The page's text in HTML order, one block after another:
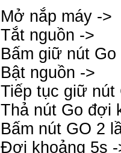
Mở nắp máy ->
Tắt nguồn ->
Bấm giữ nút Go
Bật nguồn ->
Tiếp tục giữ
Thả nút Go đợi
Bấm nút GO 2
Đợi khoảng 5s